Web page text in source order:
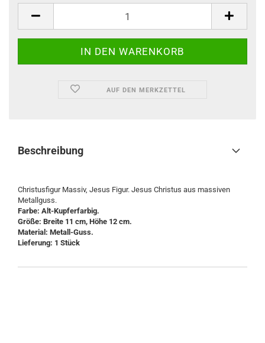
AUF DEN MERKZETTEL
Beschreibung
Christusfigur Massiv, Jesus Figur. Jesus Christus aus massiven
Metallguss.
Farbe: Alt-Kupferfarbig.
Größe: Breite 11 cm, Höhe 12 cm.
Material: Metall-Guss.
Lieferung: 1 Stück